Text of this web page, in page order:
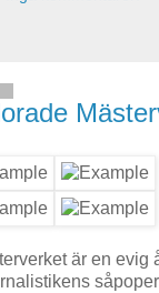
är en evig